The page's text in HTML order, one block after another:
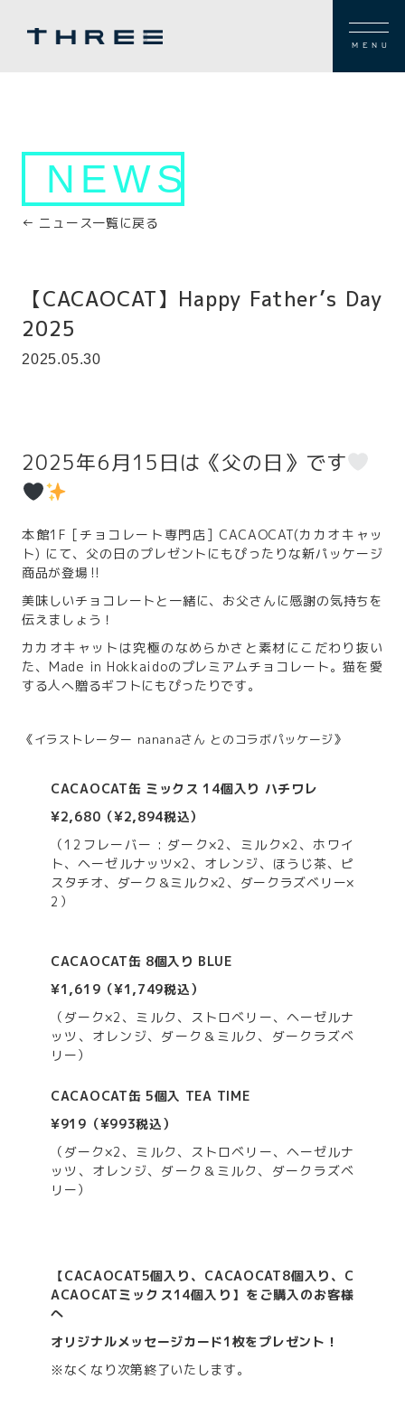
MENU
NEWS
← ニュース一覧に戻る
【CACAOCAT】Happy Father’s Day
2025
2025.05.30
2025年6月15日は《父の日》です
本館1F [チョコレート専門店] CACAOCAT(カカオキャッ
ト) にて、父の日のプレゼントにもぴったりな新パッケージ
商品が登場‼
美味しいチョコレートと一緒に、お父さんに感謝の気持ちを
伝えましょう！
カカオキャットは究極のなめらかさと素材にこだわり抜い
た、Made in Hokkaidoのプレミアムチョコレート。猫を愛
する人へ贈るギフトにもぴったりです。
《イラストレーター nananaさん とのコラボパッケージ》
CACAOCAT缶 ミックス 14個入り ハチワレ
¥2,680（¥2,894税込）
（12フレーバー : ダーク×2、ミルク×2、ホワイ
ト、ヘーゼルナッツ×2、オレンジ、ほうじ茶、ピ
スタチオ、ダーク＆ミルク×2、ダークラズベリー×
2）
CACAOCAT缶 8個入り BLUE
¥1,619（¥1,749税込）
（ダーク×2、ミルク、ストロベリー、ヘーゼルナ
ッツ、オレンジ、ダーク＆ミルク、ダークラズベ
リー）
CACAOCAT缶 5個入 TEA TIME
¥919（¥993税込）
（ダーク×2、ミルク、ストロベリー、ヘーゼルナ
ッツ、オレンジ、ダーク＆ミルク、ダークラズベ
リー）
【CACAOCAT5個入り、CACAOCAT8個入り、C
ACAOCATミックス14個入り】をご購入のお客様
へ
オリジナルメッセージカード1枚をプレゼント！
※なくなり次第終了いたします。